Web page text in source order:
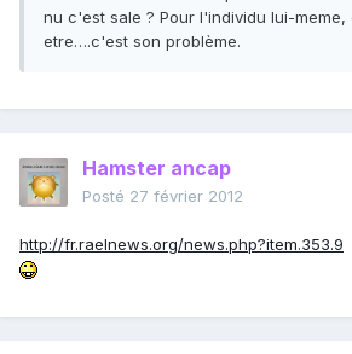
nu c'est sale ? Pour l'individu lui-meme,
etre….c'est son problème.
Hamster ancap
Posté 27 février 2012
http://fr.raelnews.org/news.php?item.353.9